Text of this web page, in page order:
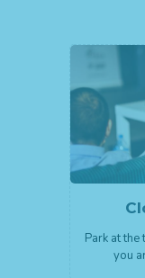
Park at
you